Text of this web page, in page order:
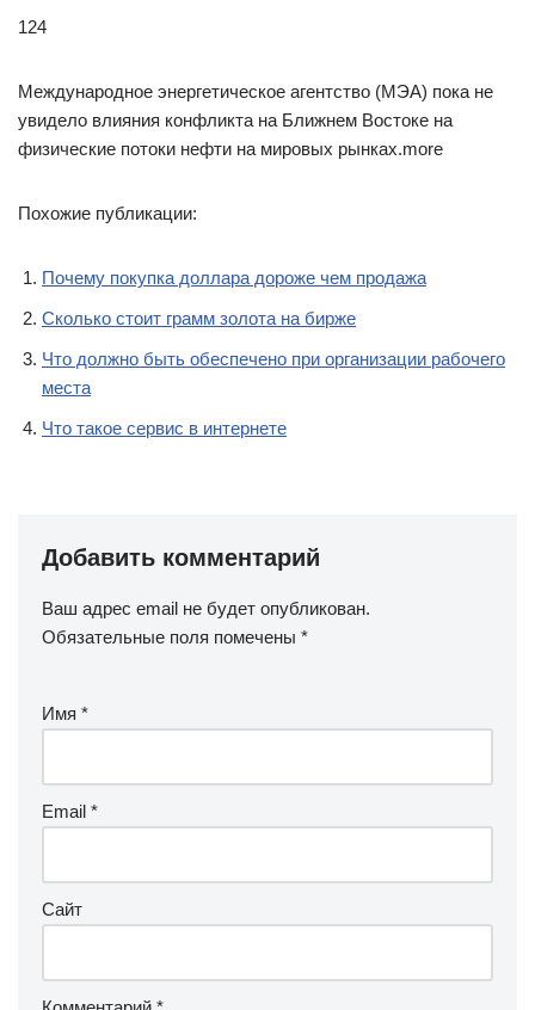
124
Международное энергетическое агентство (МЭА) пока не
увидело влияния конфликта на Ближнем Востоке на
физические потоки нефти на мировых рынках.more
Похожие публикации:
Почему покупка доллара дороже чем продажа
Сколько стоит грамм золота на бирже
Что должно быть обеспечено при организации рабочего
места
Что такое сервис в интернете
Добавить комментарий
Ваш адрес email не будет опубликован.
Обязательные поля помечены *
Имя *
Email *
Сайт